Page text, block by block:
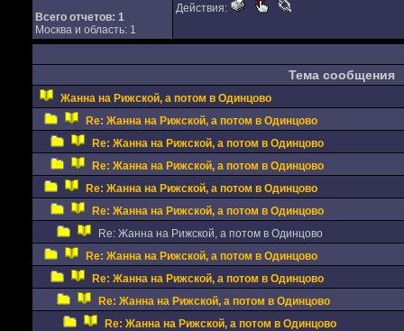
Всего отчетов: 1
Москва и область: 1
Действия:
Тема сообщения
Жанна на Рижской, а потом в Одинцово
Re: Жанна на Рижской, а потом в Одинцово
Re: Жанна на Рижской, а потом в Одинцово
Re: Жанна на Рижской, а потом в Одинцово
Re: Жанна на Рижской, а потом в Одинцово
Re: Жанна на Рижской, а потом в Одинцово
Re: Жанна на Рижской, а потом в Одинцово
Re: Жанна на Рижской, а потом в Одинцово
Re: Жанна на Рижской, а потом в Одинцово
Re: Жанна на Рижской, а потом в Одинцово
Re: Жанна на Рижской, а потом в Одинцово